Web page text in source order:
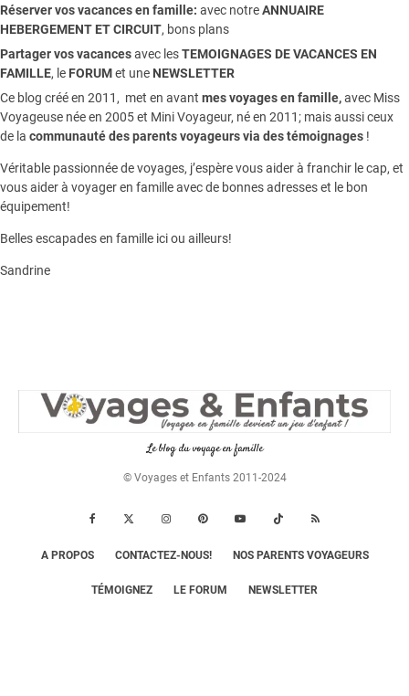
Réserver vos vacances en famille: avec notreANNUAIRE
HEBERGEMENT ET CIRCUIT, bons plans
Partager vos vacancesavec lesTEMOIGNAGES DE VACANCES EN
FAMILLE, le FORUMet une NEWSLETTER
Ce blog créé en 2011, met en avant mes voyages en famille,avec Miss
Voyageuse née en 2005 et Mini Voyageur, né en 2011; mais aussi ceux
de la communauté des parents voyageurs via des témoignages !
Véritable passionnée de voyages, j’espère vous aider à franchir le cap, et
vous aider à voyager en famille avec de bonnes adresses et le bon
équipement!
Belles escapades en famille ici ou ailleurs!
Sandrine
Le blog du voyage en famille
© Voyages et Enfants 2011-2024
A PROPOS CONTACTEZ-NOUS! NOS PARENTS VOYAGEURS
TÉMOIGNEZ LE FORUM NEWSLETTER